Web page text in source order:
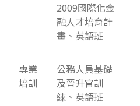
專業
培訓
2009國際化金
融人才培育計
畫、英語班
公務人員基礎
及晉升官訓
練、英語班